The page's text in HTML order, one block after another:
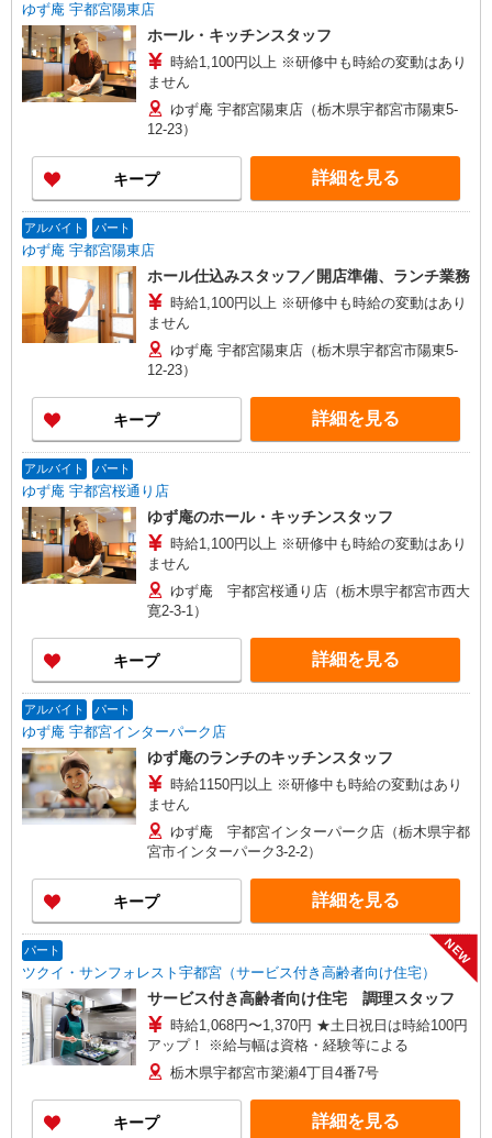
ゆず庵 宇都宮陽東店
ホール・キッチンスタッフ
時給1,100円以上 ※研修中も時給の変動はあり
ません
ゆず庵 宇都宮陽東店（栃木県宇都宮市陽東5-
12-23）
キープ 詳細を見る
アルバイト パート
ゆず庵 宇都宮陽東店
ホール仕込みスタッフ／開店準備、ランチ業務
時給1,100円以上 ※研修中も時給の変動はあり
ません
ゆず庵 宇都宮陽東店（栃木県宇都宮市陽東5-
12-23）
キープ 詳細を見る
アルバイト パート
ゆず庵 宇都宮桜通り店
ゆず庵のホール・キッチンスタッフ
時給1,100円以上 ※研修中も時給の変動はあり
ません
ゆず庵 宇都宮桜通り店（栃木県宇都宮市西大
寛2-3-1）
キープ 詳細を見る
アルバイト パート
ゆず庵 宇都宮インターパーク店
ゆず庵のランチのキッチンスタッフ
時給1150円以上 ※研修中も時給の変動はあり
ません
ゆず庵 宇都宮インターパーク店（栃木県宇都
宮市インターパーク3-2-2）
キープ 詳細を見る
パート
ツクイ・サンフォレスト宇都宮（サービス付き高齢者向け住宅）
NEW
サービス付き高齢者向け住宅 調理スタッフ
時給1,068円〜1,370円 ★土日祝日は時給100円
アップ！ ※給与幅は資格・経験等による
栃木県宇都宮市簗瀬4丁目4番7号
キープ 詳細を見る